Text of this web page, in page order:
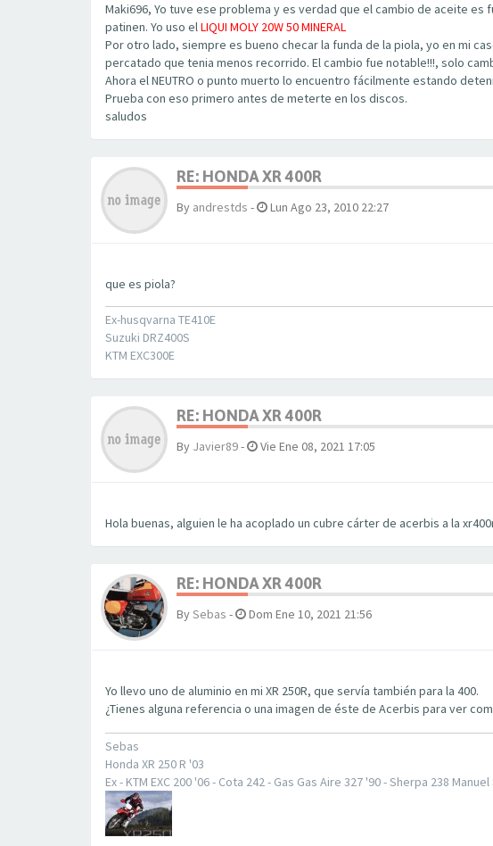
Maki696, Yo tuve ese problema y es verdad que el cambio de aceite
patinen. Yo uso elLIQUI MOLY 20W 50 MINERAL
Por otro lado, siempre es bueno checar la funda de la piola, yo en mi
percatado que tenia menos recorrido. El cambio fue notable!!!, solo
Ahora el NEUTRO o punto muerto lo encuentro fácilmente estando
Prueba con eso primero antes de meterte en los discos.
saludos
RE: HONDA XR 400R
By andrestds - Lun Ago 23, 2010 22:27
que es piola?
Ex-husqvarna TE410E
Suzuki DRZ400S
KTM EXC300E
RE: HONDA XR 400R
By Javier89- Vie Ene 08, 2021 17:05
Hola buenas, alguien le ha acoplado un cubre cárter de acerbis a la
RE: HONDA XR 400R
BySebas - Dom Ene 10, 2021 21:56
Yo llevo uno de aluminio en mi XR 250R, que servía también para la 400.
¿Tienes alguna referencia o una imagen de éste de Acerbis para ver
Sebas
Honda XR 250 R '03
Ex - KTM EXC 200 '06 - Cota 242 - Gas Gas Aire 327 '90 - Sherpa 238